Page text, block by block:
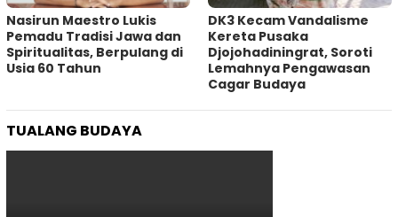
‎Nasirun Maestro Lukis
Pemadu Tradisi Jawa dan
Spiritualitas, Berpulang di
Usia 60 Tahun
DK3 Kecam Vandalisme
Kereta Pusaka
Djojohadiningrat, Soroti
Lemahnya Pengawasan
Cagar Budaya
TUALANG BUDAYA